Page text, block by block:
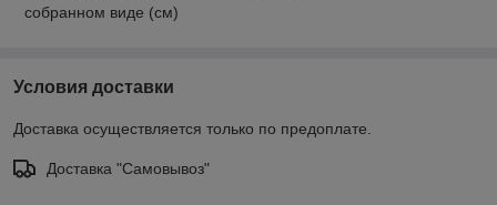
собранном виде (см)
Условия доставки
Доставка осуществляется только по предоплате.
Доставка "Самовывоз"